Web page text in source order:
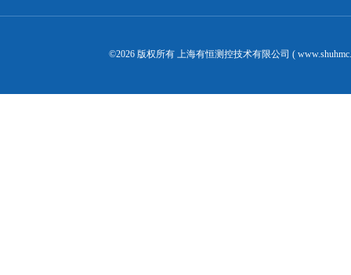
©2026 版权所有 上海有恒测控技术有限公司 (